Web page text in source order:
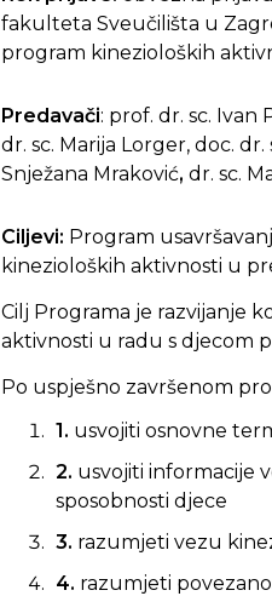
fakulteta Sveučilišta u
program kinezioloških
Predavači: prof. dr. sc. Ivan
dr. sc. Marija Lorger, doc. dr.
Snježana Mraković, dr. sc.
Ciljevi: Program
kinezioloških aktivnosti u
Cilj Programa je razvijanje
aktivnosti u radu s djecom
Po uspješno završenom
1. usvojiti osnovne
2. usvojiti informacije
sposobnosti djece
3. razumjeti vezu
4. razumjeti